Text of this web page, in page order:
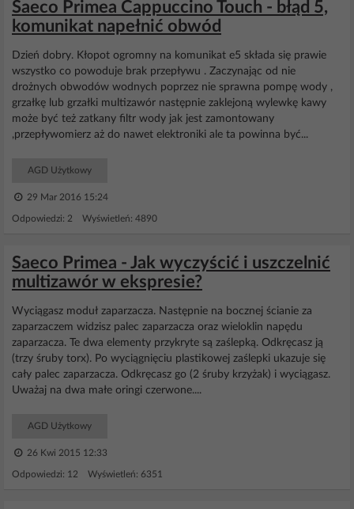
Saeco Primea Cappuccino Touch - błąd 5,
komunikat napełnić obwód
Dzień dobry. Kłopot ogromny na komunikat e5 składa się prawie
wszystko co powoduje brak przepływu . Zaczynając od nie
drożnych obwodów wodnych poprzez nie sprawna pompę wody ,
grzałkę lub grzałki multizawór następnie zaklejoną wylewkę kawy
może być też zatkany filtr wody jak jest zamontowany
,przepływomierz aż do nawet elektroniki ale ta powinna być...
AGD Użytkowy
29 Mar 2016 15:24
Odpowiedzi: 2 Wyświetleń: 4890
Saeco Primea - Jak wyczyścić i uszczelnić
multizawór w ekspresie?
Wyciągasz moduł zaparzacza. Następnie na bocznej ścianie za
zaparzaczem widzisz palec zaparzacza oraz wieloklin napędu
zaparzacza. Te dwa elementy przykryte są zaślepką. Odkręcasz ją
(trzy śruby torx). Po wyciągnięciu plastikowej zaślepki ukazuje się
cały palec zaparzacza. Odkręcasz go (2 śruby krzyżak) i wyciągasz.
Uważaj na dwa małe oringi czerwone....
AGD Użytkowy
26 Kwi 2015 12:33
Odpowiedzi: 12 Wyświetleń: 6351